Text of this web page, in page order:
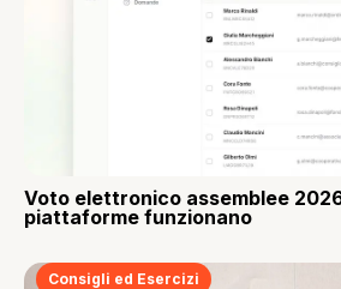
Voto elettronico assemblee
piattaforme funzionano
Consigli ed Esercizi